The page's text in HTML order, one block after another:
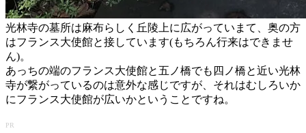
光林寺の墓所は麻布らしく丘陵上に広がっていまて、奥の方
はフランス大使館と接しています(もちろん行来はできませ
ん)。
あっちの端のフランス大使館と五ノ橋でも四ノ橋と近い光林
寺が繋がっているのは意外な感じですが、それはむしろいか
にフランス大使館が広いかということですね。
PR